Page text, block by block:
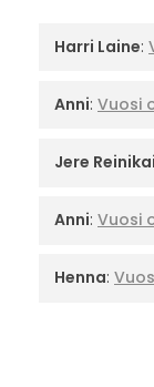
Harri Laine:
Anni: Vuosi
Jere
Anni: Vuosi
Henna: